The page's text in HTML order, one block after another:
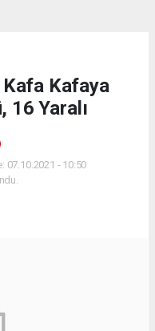
Kafa Kafaya
16 Yaralı
07.10.2021 - 10:50